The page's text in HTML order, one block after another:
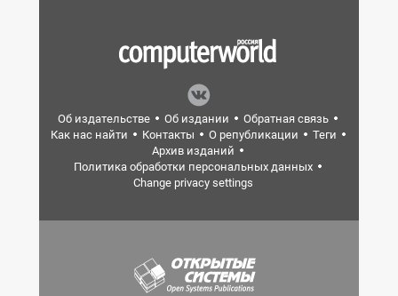
Об издательстве Об издании
Обратная связь
Как нас найти
Контакты О републикации
Теги
Архив изданий
Политика обработки персональных данных
Change privacy settings